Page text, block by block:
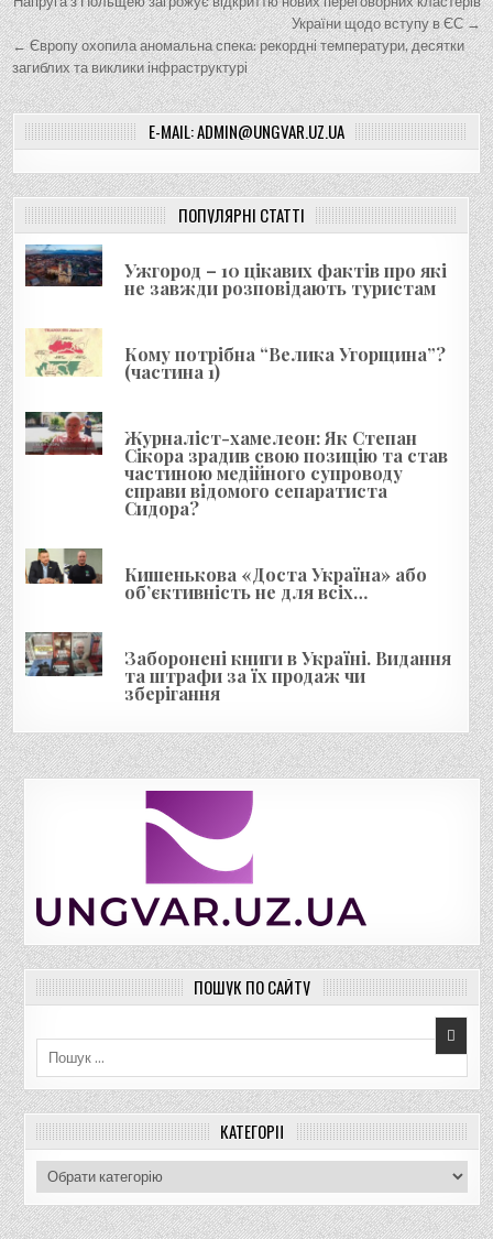
а
в
і
г
а
ц
і
я
з
а
п
и
с
і
в
України щодо вступу в ЄС →
← Європу охопила аномальна спека: рекордні температури, десятки
загиблих та виклики інфраструктурі
E-MAIL: ADMIN@UNGVAR.UZ.UA
ПОПУЛЯРНІ СТАТТІ
Ужгород – 10 цікавих фактів про які
не завжди розповідають туристам
Кому потрібна “Велика Угорщина”?
(частина 1)
Журналіст-хамелеон: Як Степан
Сікора зрадив свою позицію та став
частиною медійного супроводу
справи відомого сепаратиста
Сидора?
Кишенькова «Доста Україна» або
об’єктивність не для всіх…
Заборонені книги в Україні. Видання
та штрафи за їх продаж чи
зберігання
ПОШУК ПО САЙТУ
КАТЕГОРІЇ
а
т